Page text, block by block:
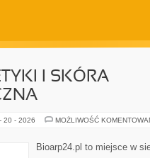
I SKÓRA
20 - 2026 MOŻLIWOŚĆ
Bioarp24.pl to miejsce w